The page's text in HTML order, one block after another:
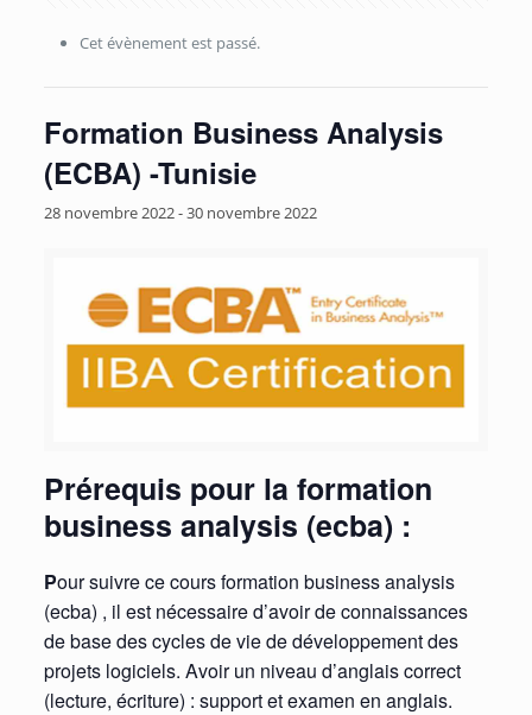
Cet évènement est passé.
Formation Business Analysis
(ECBA) -Tunisie
28 novembre 2022-30 novembre 2022
Prérequis pour la formation
business analysis (ecba) :
Pour suivre ce cours formation business analysis
(ecba) , il est nécessaire d’avoir de connaissances
de base des cycles de vie de développement des
projets logiciels. Avoir un niveau d’anglais correct
(lecture, écriture) : support et examen en anglais.